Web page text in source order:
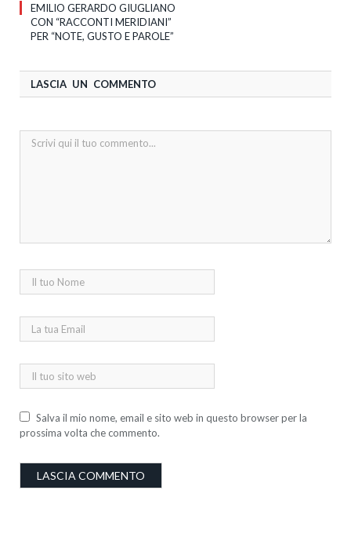
EMILIO GERARDO GIUGLIANO
CON “RACCONTI MERIDIANI”
PER “NOTE, GUSTO E PAROLE”
LASCIA UN COMMENTO
Salva il mio nome, email e sito web in questo browser per la
prossima volta che commento.